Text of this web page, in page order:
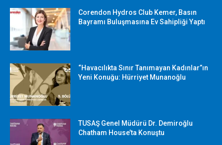
Corendon Hydros Club Kemer, Basın
Bayramı Buluşmasına Ev Sahipliği Yaptı
“Havacılıkta Sınır Tanımayan Kadınlar”ın
Yeni Konuğu: Hürriyet Munanoğlu
TUSAŞ Genel Müdürü Dr. Demiroğlu
Chatham House’ta Konuştu